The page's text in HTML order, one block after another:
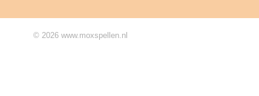
© 2026 www.moxspellen.nl